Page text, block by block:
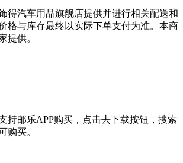
得汽车用品旗舰店提供并进行相关配送和
格与库存最终以实际下单支付为准。本商
提供。
持邮乐APP购买，点击去下载按钮，搜索
购买。